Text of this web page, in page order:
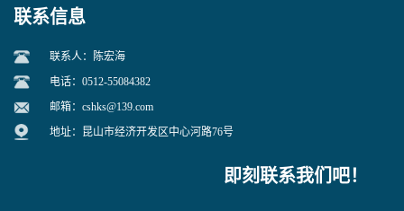
联系信息
联系人：陈宏海
电话：0512-55084382
邮箱： cshks@139.com
地址：昆山市经济开发区中心河路76号
即刻联系我们吧！